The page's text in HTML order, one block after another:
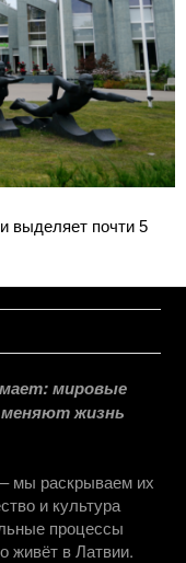
выделяет почти 5
мировые
жизнь
мы раскрываем их
и культура
процессы
живёт в Латвии.